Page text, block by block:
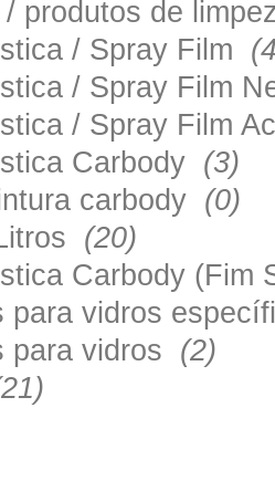
/ produtos de
/ Spray Film
/ Spray Film
/ Spray Film
Carbody (3)
carbody (0)
(20)
Carbody
para vidros
para vidros (2)